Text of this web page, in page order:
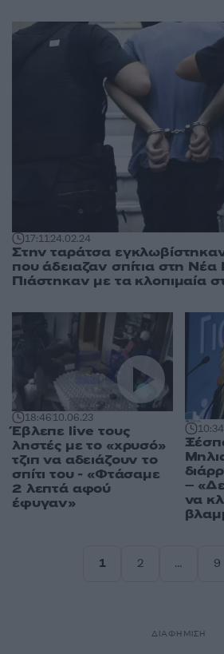
17:1124.02.24
Στην ταράτσα
που άδειαζαν σπίτια στη Νέα
Πιάστηκαν με τα κλοπιμαία
18:4610.06.23
Έβλεπε live τους
ληστές με το «χρυσό»
τζιπ να αδειάζουν το
σπίτι του - «Φτάσαμε
2 λεπτά αφού
έφυγαν»
10:34
–
να
1
2
…
9
ΔΙΑΦΗΜΙΣΗ